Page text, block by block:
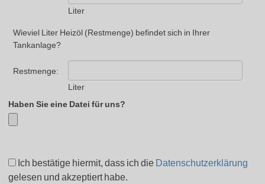
Liter
Wieviel Liter Heizöl (Restmenge) befindet sich in Ihrer
Tankanlage?
Restmenge:
Liter
Haben Sie eine Datei für uns?
Ich bestätige hiermit, dass ich die Datenschutzerklärung
gelesen und akzeptiert habe.